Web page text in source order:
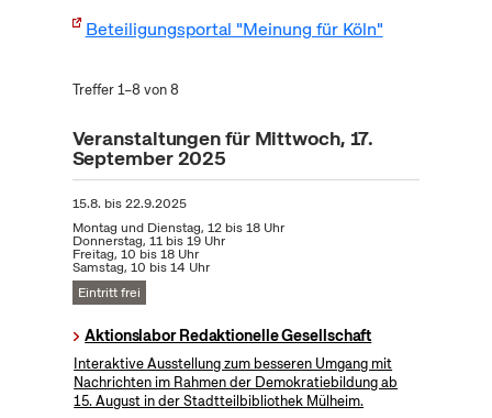
Beteiligungsportal "Meinung für Köln"
Treffer 1–8 von 8
Veranstaltungen für Mittwoch, 17.
September 2025
15.8. bis22.9.2025
Montag und Dienstag, 12 bis 18 Uhr
Donnerstag, 11 bis 19 Uhr
Freitag, 10 bis 18 Uhr
Samstag, 10 bis 14 Uhr
Eintritt frei
Aktionslabor Redaktionelle Gesellschaft
Interaktive Ausstellung zum besseren Umgang mit
Nachrichten im Rahmen der Demokratiebildung ab
15. August in der Stadtteilbibliothek Mülheim.